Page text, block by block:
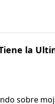
la
y el sufrimiento se han